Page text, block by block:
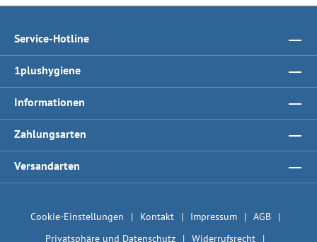
Service-Hotline
1plushygiene
Informationen
Zahlungsarten
Versandarten
Cookie-Einstellungen Kontakt Impressum
AGB
Privatsphäre und Datenschutz
Widerrufsrecht